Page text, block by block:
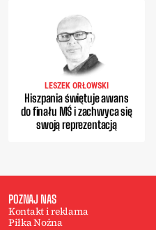
LESZEK ORŁOWSKI
Hiszpania świętuje awans
do finału MŚ i zachwyca się
swoją reprezentacją
POZNAJ NAS
Kontakt i reklama
Piłka Nożna